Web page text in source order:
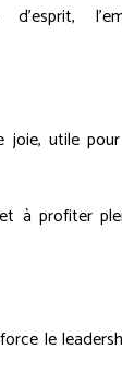
d'esprit,
utile
à profiter
le